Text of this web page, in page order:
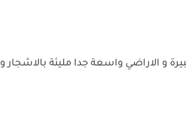
و الاراضي واسعة جدا مليئة بالاشجار و